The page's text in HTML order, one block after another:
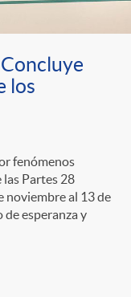
los
fenómenos
Partes 28
noviembre al 13 de
de esperanza y